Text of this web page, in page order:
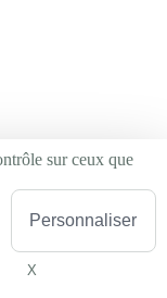
sur ceux que
Personnaliser
X